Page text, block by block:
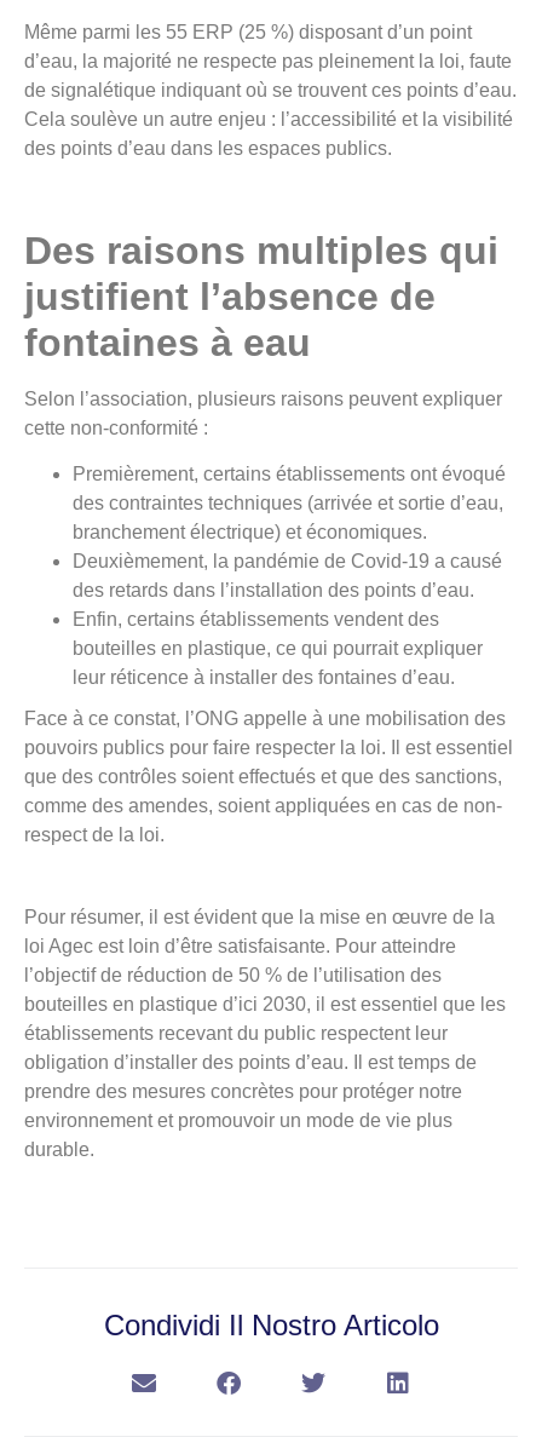
Même parmi les 55 ERP (25 %) disposant d’un point
d’eau, la majorité ne respecte pas pleinement la loi, faute
de signalétique indiquant où se trouvent ces points d’eau.
Cela soulève un autre enjeu : l’accessibilité et la visibilité
des points d’eau dans les espaces publics.
Des raisons multiples qui
justifient l’absence de
fontaines à eau
Selon l’association, plusieurs raisons peuvent expliquer
cette non-conformité :
Premièrement, certains établissements ont évoqué
des contraintes techniques (arrivée et sortie d’eau,
branchement électrique) et économiques.
Deuxièmement, la pandémie de Covid-19 a causé
des retards dans l’installation des points d’eau.
Enfin, certains établissements vendent des
bouteilles en plastique, ce qui pourrait expliquer
leur réticence à installer des fontaines d’eau.
Face à ce constat, l’ONG appelle à une mobilisation des
pouvoirs publics pour faire respecter la loi. Il est essentiel
que des contrôles soient effectués et que des sanctions,
comme des amendes, soient appliquées en cas de non-
respect de la loi.
Pour résumer, il est évident que la mise en œuvre de la
loi Agec est loin d’être satisfaisante. Pour atteindre
l’objectif de réduction de 50 % de l’utilisation des
bouteilles en plastique d’ici 2030, il est essentiel que les
établissements recevant du public respectent leur
obligation d’installer des points d’eau. Il est temps de
prendre des mesures concrètes pour protéger notre
environnement et promouvoir un mode de vie plus
durable.
Condividi Il Nostro Articolo